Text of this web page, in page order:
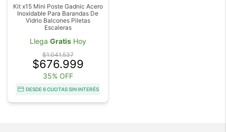
Kit x15 Mini Poste Gadnic Acero
Inoxidable Para Barandas De
Vidrio Balcones Piletas
Escaleras
Llega GratisHoy
$1.041.537
$676.999
35% OFF
DESDE 6 CUOTAS SIN INTERÉS